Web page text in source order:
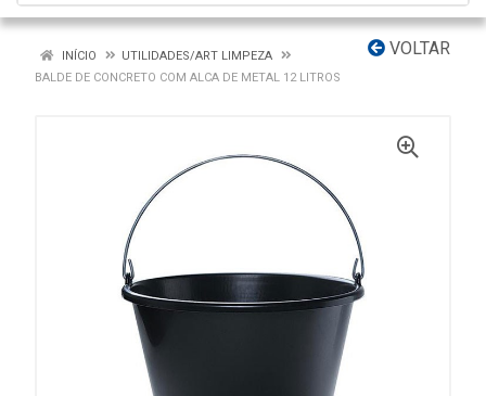
VOLTAR
INÍCIO
UTILIDADES/ART LIMPEZA
BALDE DE CONCRETO COM ALCA DE METAL 12 LITROS